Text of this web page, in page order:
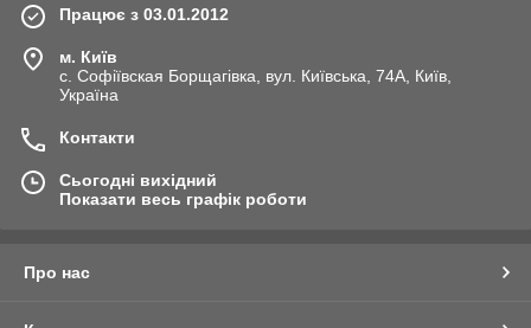
Працює з 03.01.2012
м. Київ
с. Софіївская Борщагівка, вул. Київська, 74А, Київ,
Україна
Контакти
Сьогодні вихідний
Показати весь графік роботи
Про нас